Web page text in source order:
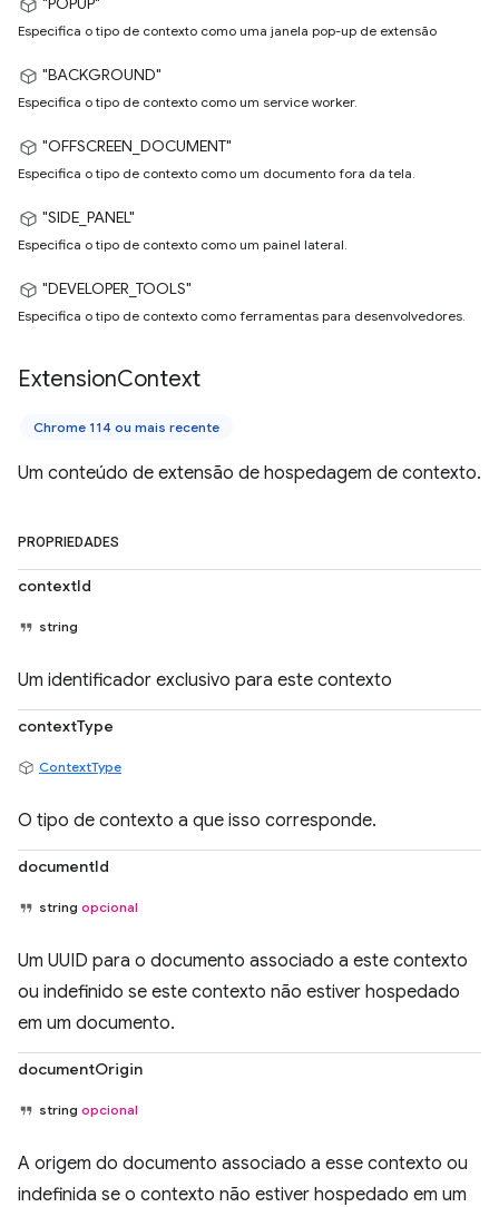
Especifica o tipo de contexto como uma janela pop-up de extensão
"BACKGROUND"
Especifica o tipo de contexto como um service worker.
"OFFSCREEN_DOCUMENT"
Especifica o tipo de contexto como um documento fora da tela.
"SIDE_PANEL"
Especifica o tipo de contexto como um painel lateral.
"DEVELOPER_TOOLS"
Especifica o tipo de contexto como ferramentas para desenvolvedores.
ExtensionContext
Chrome 114 ou mais recente
Um conteúdo de extensão de hospedagem de contexto.
PROPRIEDADES
contextId
string
Um identificador exclusivo para este contexto
contextType
ContextType
O tipo de contexto a que isso corresponde.
documentId
string opcional
Um UUID para o documento associado a este contexto
ou indefinido se este contexto não estiver hospedado
em um documento.
documentOrigin
string opcional
A origem do documento associado a esse contexto ou
indefinida se o contexto não estiver hospedado em um